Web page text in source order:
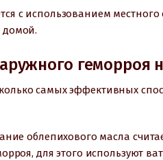
с использованием
домой.
геморроя
самых эффективных
облепихового масла
для этого используют